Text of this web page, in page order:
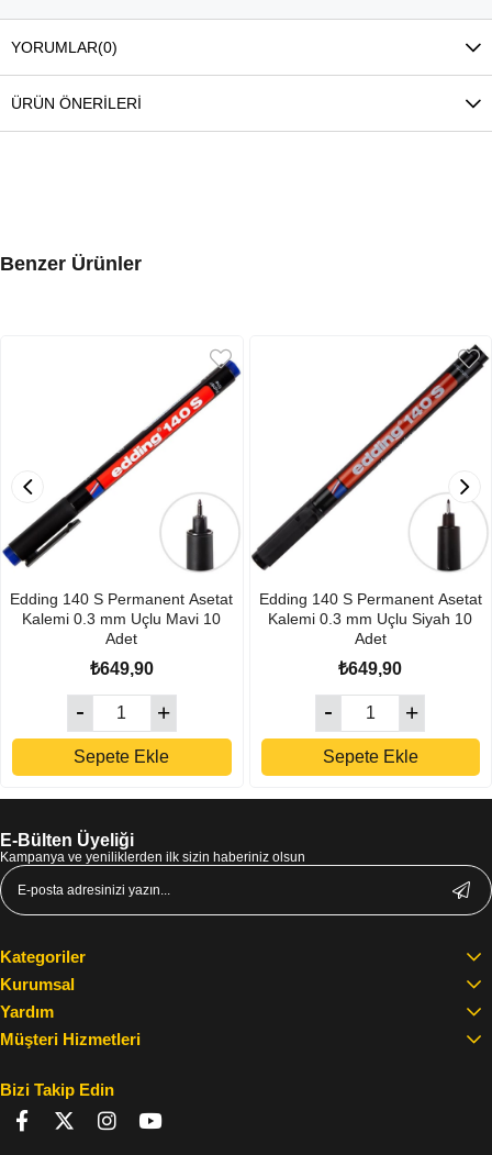
YORUMLAR(0)
ÜRÜN ÖNERILERI
Benzer Ürünler
Edding 140 S Permanent Asetat
Kalemi 0.3 mm Uçlu Mavi 10
Adet
₺649,90
Sepete Ekle
Edding 140 S Permanent Asetat
Kalemi 0.3 mm Uçlu Siyah 10
Adet
₺649,90
Sepete Ekle
E-Bülten Üyeliği
Kampanya ve yeniliklerden ilk sizin haberiniz olsun
Kategoriler
Kurumsal
Yardım
Müşteri Hizmetleri
Bizi Takip Edin